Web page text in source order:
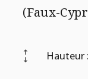
(Faux-
Hauteur :